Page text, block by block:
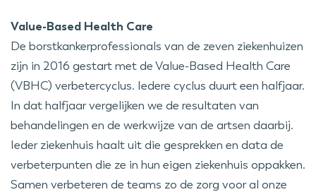
Value-Based Health Care
De borstkankerprofessionals van de zeven ziekenhuizen
zijn in 2016 gestart met de Value-Based Health Care
(VBHC) verbetercyclus. Iedere cyclus duurt een halfjaar.
In dat halfjaar vergelijken we de resultaten van
behandelingen en de werkwijze van de artsen daarbij.
Ieder ziekenhuis haalt uit die gesprekken en data de
verbeterpunten die ze in hun eigen ziekenhuis oppakken.
Samen verbeteren de teams zo de zorg voor al onze